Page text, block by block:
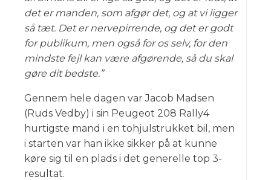
det er manden, som afgør det, og at vi ligger
så tæt. Det er nervepirrende, og det er godt
for publikum, men også for os selv, for den
mindste fejl kan være afgørende, så du skal
gøre dit bedste.”
Gennem hele dagen var Jacob Madsen
(Ruds Vedby) i sin Peugeot 208 Rally4
hurtigste mand i en tohjulstrukket bil, men
i starten var han ikke sikker på at kunne
køre sig til en plads i det generelle top 3-
resultat.